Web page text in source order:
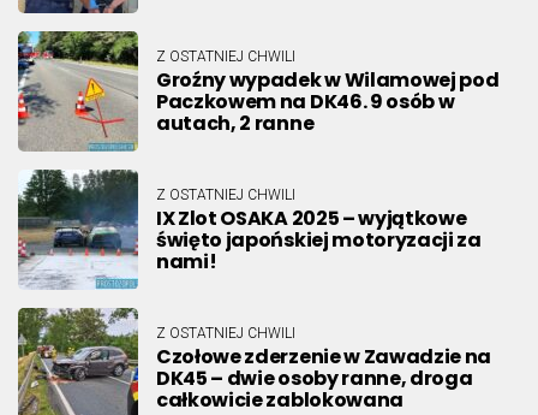
Z OSTATNIEJ CHWILI
Groźny wypadek w Wilamowej pod
Paczkowem na DK46. 9 osób w
autach, 2 ranne
Z OSTATNIEJ CHWILI
IX Zlot OSAKA 2025 – wyjątkowe
święto japońskiej motoryzacji za
nami!
Z OSTATNIEJ CHWILI
Czołowe zderzenie w Zawadzie na
DK45 – dwie osoby ranne, droga
całkowicie zablokowana